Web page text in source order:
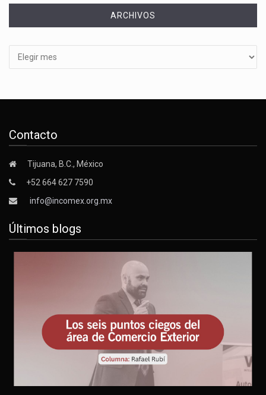
ARCHIVOS
Contacto
Tijuana, B.C., México
+52 664 627 7590
info@incomex.org.mx
Últimos blogs